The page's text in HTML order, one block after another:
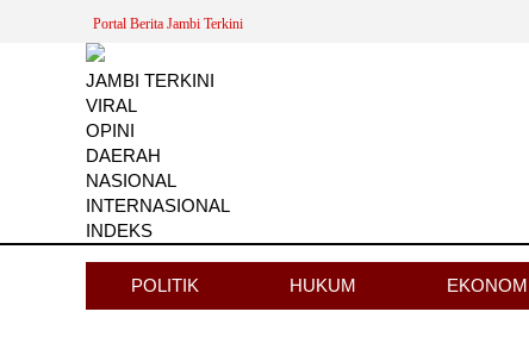
Portal Berita Jambi Terkini
JAMBI TERKINI
VIRAL
OPINI
DAERAH
NASIONAL
INTERNASIONAL
INDEKS
POLITIK HUKUM